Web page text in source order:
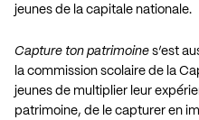
jeunes de la capitale nationale.
Capture ton patrimoine s’est
la commission scolaire de la
jeunes de multiplier leur
patrimoine, de le capturer en